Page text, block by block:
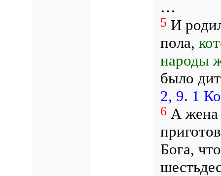
…
5 И
пола,
народы
было
2, 9. 1
6А жена
Бога,